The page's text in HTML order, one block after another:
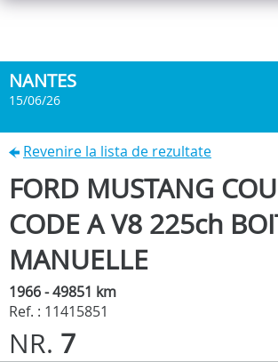
NANTES
15/06/26
Revenire la lista de rezultate
FORD MUSTANG
CODE A V8 225ch
MANUELLE
1966 - 49851 km
Ref. : 11415851
NR. 7